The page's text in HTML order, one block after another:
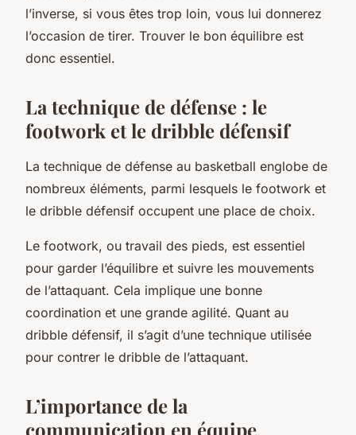
l’inverse, si vous êtes trop loin, vous lui donnerez
l’occasion de tirer. Trouver le bon équilibre est
donc essentiel.
La technique de défense : le
footwork et le dribble défensif
La technique de défense au basketball englobe de
nombreux éléments, parmi lesquels le footwork et
le dribble défensif occupent une place de choix.
Le footwork, ou travail des pieds, est essentiel
pour garder l’équilibre et suivre les mouvements
de l’attaquant. Cela implique une bonne
coordination et une grande agilité. Quant au
dribble défensif, il s’agit d’une technique utilisée
pour contrer le dribble de l’attaquant.
L’importance de la
communication en équipe